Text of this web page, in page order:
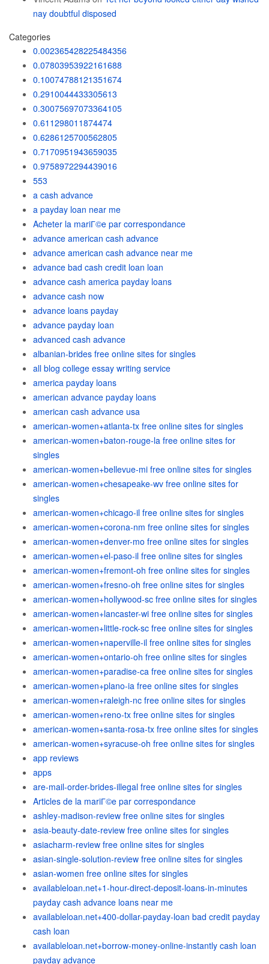
nay doubtful disposed
Categories
0.002365428225484356
0.07803953922161688
0.10074788121351674
0.2910044433305613
0.30075697073364105
0.611298011874474
0.6286125700562805
0.7170951943659035
0.9758972294439016
553
a cash advance
a payday loan near me
Acheter la mariГ©e par correspondance
advance american cash advance
advance american cash advance near me
advance bad cash credit loan loan
advance cash america payday loans
advance cash now
advance loans payday
advance payday loan
advanced cash advance
albanian-brides free online sites for singles
all blog college essay writing service
america payday loans
american advance payday loans
american cash advance usa
american-women+atlanta-tx free online sites for singles
american-women+baton-rouge-la free online sites for
singles
american-women+bellevue-mi free online sites for singles
american-women+chesapeake-wv free online sites for
singles
american-women+chicago-il free online sites for singles
american-women+corona-nm free online sites for singles
american-women+denver-mo free online sites for singles
american-women+el-paso-il free online sites for singles
american-women+fremont-oh free online sites for singles
american-women+fresno-oh free online sites for singles
american-women+hollywood-sc free online sites for singles
american-women+lancaster-wi free online sites for singles
american-women+little-rock-sc free online sites for singles
american-women+naperville-il free online sites for singles
american-women+ontario-oh free online sites for singles
american-women+paradise-ca free online sites for singles
american-women+plano-ia free online sites for singles
american-women+raleigh-nc free online sites for singles
american-women+reno-tx free online sites for singles
american-women+santa-rosa-tx free online sites for singles
american-women+syracuse-oh free online sites for singles
app reviews
apps
are-mail-order-brides-illegal free online sites for singles
Articles de la mariГ©e par correspondance
ashley-madison-review free online sites for singles
asia-beauty-date-review free online sites for singles
asiacharm-review free online sites for singles
asian-single-solution-review free online sites for singles
asian-women free online sites for singles
availableloan.net+1-hour-direct-deposit-loans-in-minutes
payday cash advance loans near me
availableloan.net+400-dollar-payday-loan bad credit payday
cash loan
availableloan.net+borrow-money-online-instantly cash loan
payday advance